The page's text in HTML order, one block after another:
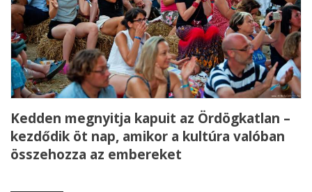
Kedden megnyitja kapuit az Ördögkatlan –
kezdődik öt nap, amikor a kultúra valóban
összehozza az embereket